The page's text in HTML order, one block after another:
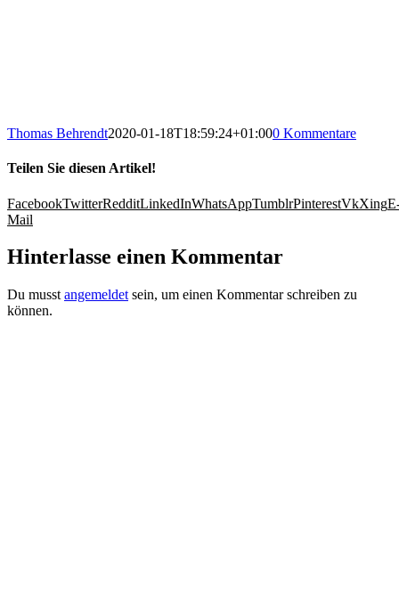
Thomas Behrendt2020-01-18T18:59:24+01:000 Kommentare
Teilen Sie diesen Artikel!
FacebookTwitterRedditLinkedInWhatsAppTumblrPinterestVkXing
Mail
Hinterlasse einen Kommentar
Du musst angemeldet sein, um einen Kommentar schreiben zu
können.